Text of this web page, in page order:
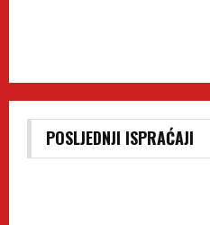
POSLJEDNJI ISPRAĆAJI